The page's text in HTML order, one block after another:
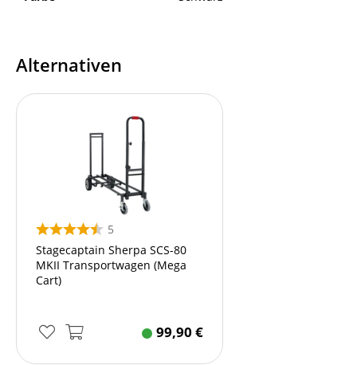
Alternativen
5
Stagecaptain Sherpa SCS-80
MKII Transportwagen (Mega
Cart)
99,90 €